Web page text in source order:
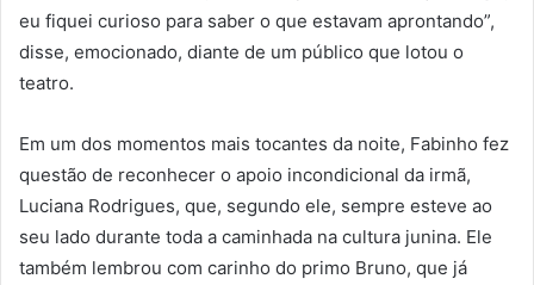
eu fiquei curioso para saber o que estavam aprontando”,
disse, emocionado, diante de um público que lotou o
teatro.
Em um dos momentos mais tocantes da noite, Fabinho fez
questão de reconhecer o apoio incondicional da irmã,
Luciana Rodrigues, que, segundo ele, sempre esteve ao
seu lado durante toda a caminhada na cultura junina. Ele
também lembrou com carinho do primo Bruno, que já